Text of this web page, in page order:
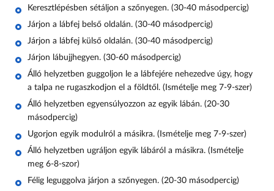
Keresztlépésben sétáljon a szőnyegen. (30-40 másodpercig)
Járjon a lábfej belső oldalán. (30-40 másodpercig)
Járjon a lábfej külső oldalán. (30-40 másodpercig)
Járjon lábujjhegyen. (30-60 másodpercig)
Álló helyzetben guggoljon le a lábfejére nehezedve úgy, hogy
a talpa ne rugaszkodjon el a földtől. (Ismételje meg 7-9-szer)
Álló helyzetben egyensúlyozzon az egyik lábán. (20-30
másodpercig)
Ugorjon egyik modulról a másikra. (Ismételje meg 7-9-szer)
Álló helyzetben ugráljon egyik lábáról a másikra. (Ismételje
meg 6-8-szor)
Félig leguggolva járjon a szőnyegen. (20-30 másodpercig)